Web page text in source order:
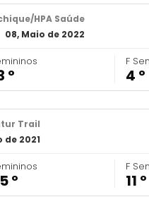
HPA Saúde
08, Maio de 2022
º
F
4 º
Trail
de 2021
º
F
11 º